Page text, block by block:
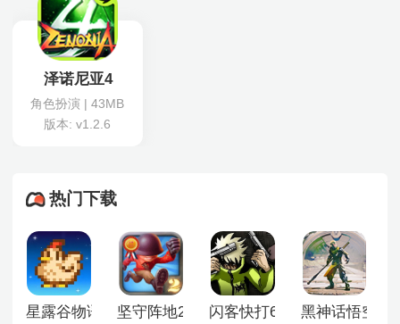
泽诺尼亚4
角色扮演 | 43MB
版本: v1.2.6
热门下载
星露谷物语1.6.15手机版
坚守阵地2安卓版闪客快打6手机版黑神话悟空手